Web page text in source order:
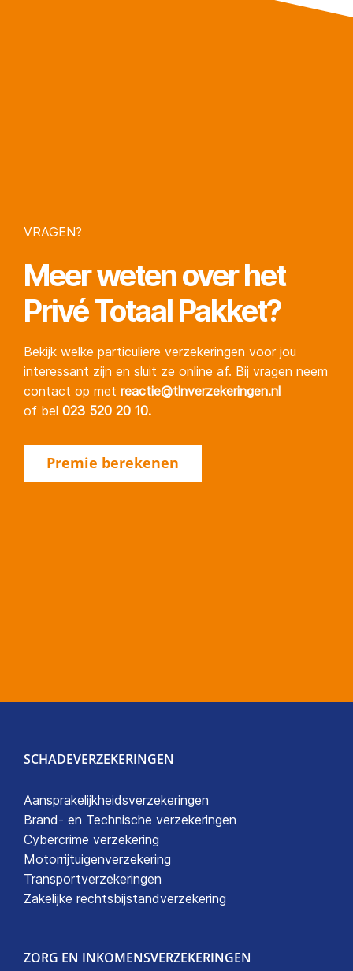
VRAGEN?
Meer weten over het
Privé Totaal Pakket?
Bekijk welke particuliere verzekeringen voor jou
interessant zijn en sluit ze online af. Bij vragen neem
contact op met reactie@tlnverzekeringen.nl
of bel 023 520 20 10.
Premie berekenen
SCHADEVERZEKERINGEN
Aansprakelijkheidsverzekeringen
Brand- en Technische verzekeringen
Cybercrime verzekering
Motorrijtuigenverzekering
Transportverzekeringen
Zakelijke rechtsbijstandverzekering
ZORG EN INKOMENSVERZEKERINGEN